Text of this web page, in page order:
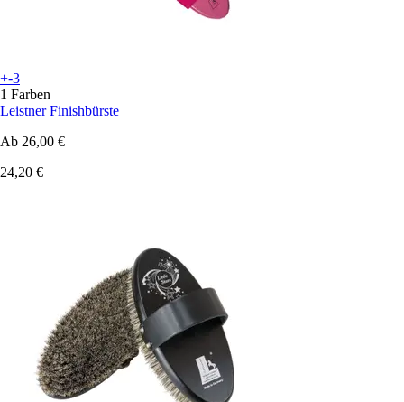
+-3
1 Farben
Leistner Finishbürste
Ab 26,00 €
24,20 €